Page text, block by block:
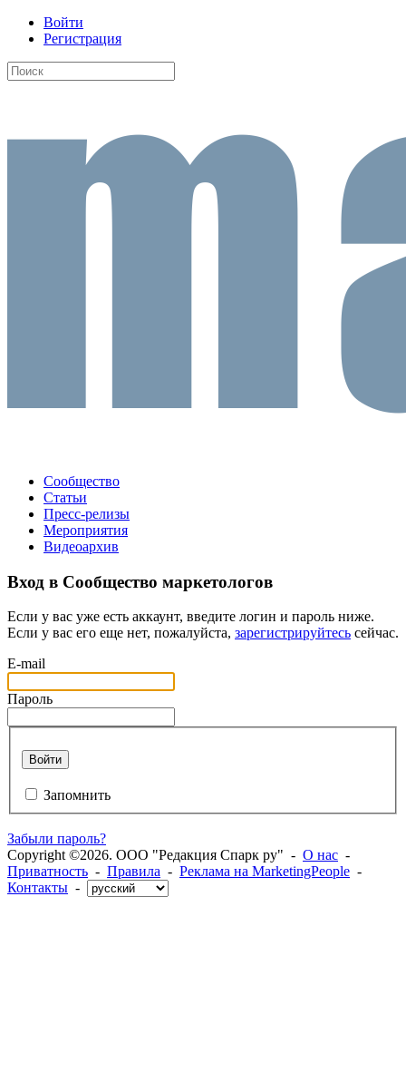
Войти
Регистрация
Сообщество
Статьи
Пресс-релизы
Мероприятия
Видеоархив
Вход в Сообщество маркетологов
Если у вас уже есть аккаунт, введите логин и пароль ниже.
Если у вас его еще нет, пожалуйста, зарегистрируйтесь сейчас.
E-mail
Пароль
Войти
Запомнить
Забыли пароль?
Copyright ©2026. ООО "Редакция Спарк ру" - О нас -
Приватность - Правила - Реклама на MarketingPeople -
Контакты -